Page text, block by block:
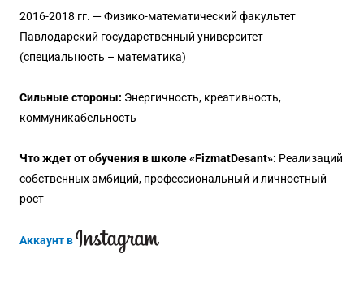
2016-2018 гг. — Физико-математический факультет
Павлодарский государственный университет
(специальность – математика)
Сильные стороны: Энергичность, креативность,
коммуникабельность
Что ждет от обучения в школе «FizmatDesant»: Реализаций
собственных амбиций, профессиональный и личностный
рост
Аккаунт в